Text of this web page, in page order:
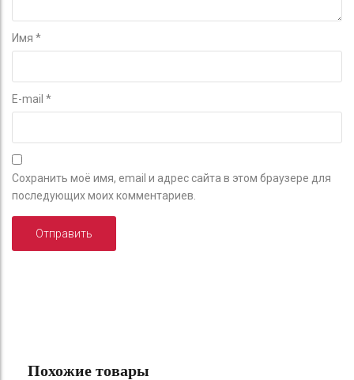
Имя *
E-mail *
Сохранить моё имя, email и адрес сайта в этом браузере для
последующих моих комментариев.
Похожие товары